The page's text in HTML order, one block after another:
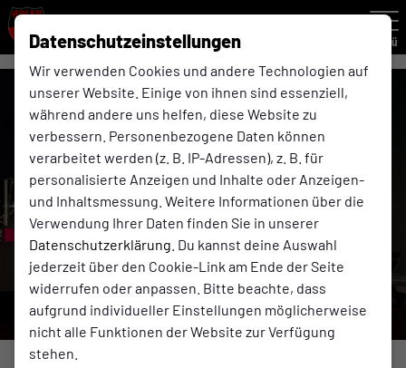
Datenschutzeinstellungen
Wir verwenden Cookies und andere Technologien auf
unserer Website. Einige von ihnen sind essenziell,
während andere uns helfen, diese Website zu
verbessern. Personenbezogene Daten können
verarbeitet werden (z. B. IP-Adressen), z. B. für
personalisierte Anzeigen und Inhalte oder Anzeigen-
und Inhaltsmessung. Weitere Informationen über die
Verwendung Ihrer Daten finden Sie in unserer
Datenschutzerklärung . Du kannst deine Auswahl
jederzeit über den Cookie-Link am Ende der Seite
widerrufen oder anpassen. Bitte beachte, dass
aufgrund individueller Einstellungen möglicherweise
nicht alle Funktionen der Website zur Verfügung
stehen.
Menü